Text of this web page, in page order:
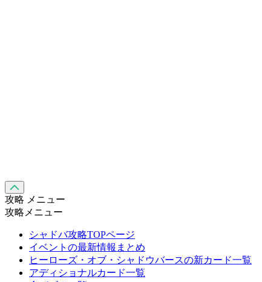
攻略 メニュー
攻略メニュー
シャドバ攻略TOPページ
イベントの最新情報まとめ
ヒーローズ・オブ・シャドウバースの新カード一覧
アディショナルカード一覧